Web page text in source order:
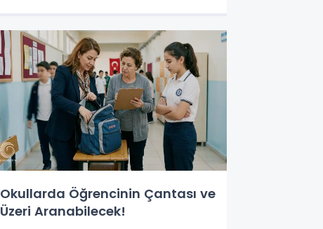
Okullarda Öğrencinin Çantası ve
Üzeri Aranabilecek!